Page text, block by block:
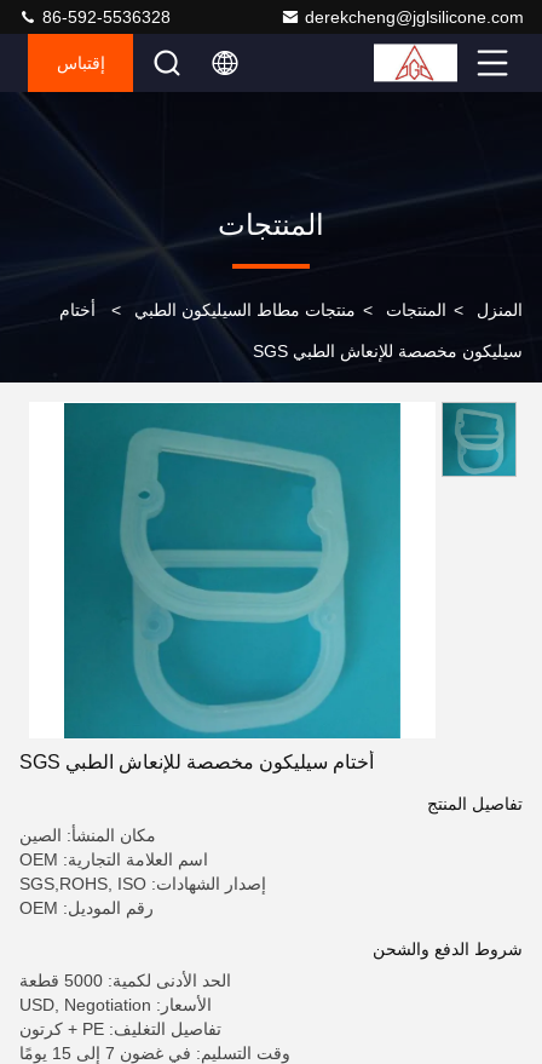
derekcheng@jglsilicone.com
86-592-5536328
إقتباس
المنتجات
المنزل > المنتجات > منتجات مطاط السيليكون الطبي > أختام
سيليكون مخصصة للإنعاش الطبي SGS
أختام سيليكون مخصصة للإنعاش الطبي SGS
تفاصيل المنتج
مكان المنشأ: الصين
اسم العلامة التجارية: OEM
إصدار الشهادات: SGS,ROHS, ISO
رقم الموديل: OEM
شروط الدفع والشحن
الحد الأدنى لكمية: 5000 قطعة
الأسعار: USD, Negotiation
تفاصيل التغليف: PE + كرتون
وقت التسليم: في غضون 7 إلى 15 يومًا